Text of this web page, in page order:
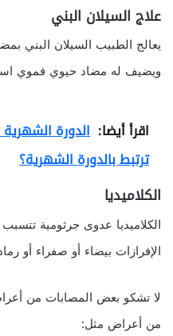
علاج السيلان البني
يعالج الطبيب السيلان البني
ويضيف له مضاد حيوي فموي
اقرأ أيضا: الدورة
ترتبط بالدورة الشهرية؟
الكلاميديا
الكلاميديا عدوى جرثومية
الإفرازات بيضاء أو صفراء أو
لا تشكو بعض المصابات من
من أعراض مثل: